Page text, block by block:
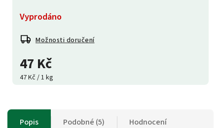
47 Kč
47 Kč / 1 kg
Vyprodáno
Možnosti doručení
Popis Podobné (5) Hodnocení